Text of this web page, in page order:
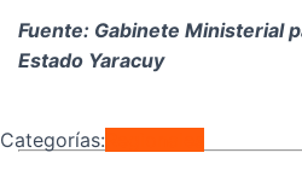
Fuente: Gabinete Ministerial
Estado Yaracuy
Categorías: